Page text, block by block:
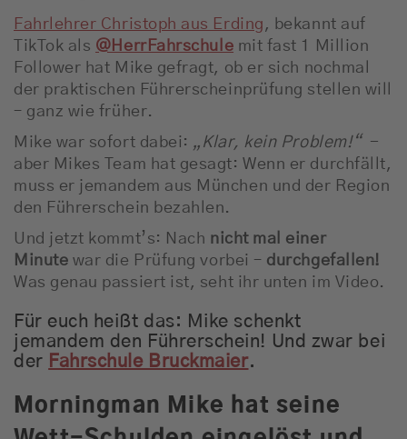
Fahrlehrer Christoph aus Erding , bekannt auf
TikTok als @HerrFahrschule mit fast 1 Million
Follower hat Mike gefragt, ob er sich nochmal
der praktischen Führerscheinprüfung stellen will
– ganz wie früher.
Mike war sofort dabei: „Klar, kein Problem!“-
aber Mikes Team hat gesagt: Wenn er durchfällt,
muss er jemandem aus München und der Region
den Führerschein bezahlen.
Und jetzt kommt’s: Nach nicht mal einer
Minute war die Prüfung vorbei – durchgefallen!
Was genau passiert ist, seht ihr unten im Video.
Für euch heißt das: Mike schenkt
jemandem den Führerschein! Und zwar bei
der Fahrschule Bruckmaier.
Morningman Mike hat seine